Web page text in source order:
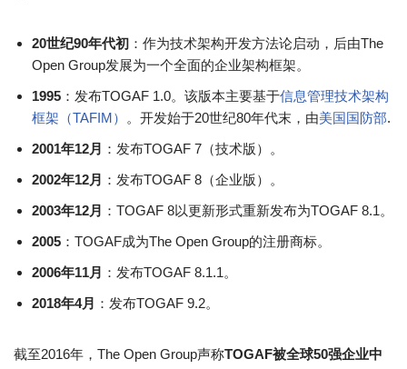
20世纪90年代初 ：作为技术架构开发方法论启动，后由The
Open Group发展为一个全面的企业架构框架。
1995 ：发布TOGAF 1.0。该版本主要基于信息管理技术架构
框架（TAFIM）
。开发始于20世纪80年代末，由美国国防部.
2001年12月 ：发布TOGAF 7（技术版）。
2002年12月 ：发布TOGAF 8（企业版）。
2003年12月 ：TOGAF 8以更新形式重新发布为TOGAF 8.1。
2005 ：TOGAF成为The Open Group的注册商标。
2006年11月 ：发布TOGAF 8.1.1。
2018年4月 ：发布TOGAF 9.2。
截至2016年，The Open Group声称TOGAF被全球50强企业中